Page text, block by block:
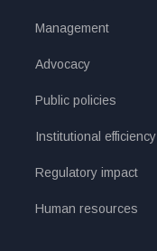
Management
Advocacy
Public policies
Institutional efficiency
Regulatory impact
Human resources